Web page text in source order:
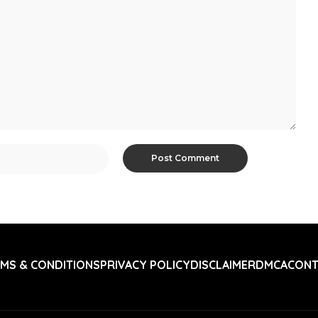
& CONDITIONSPRIVACY POLICYDISCLAIMERDMCA